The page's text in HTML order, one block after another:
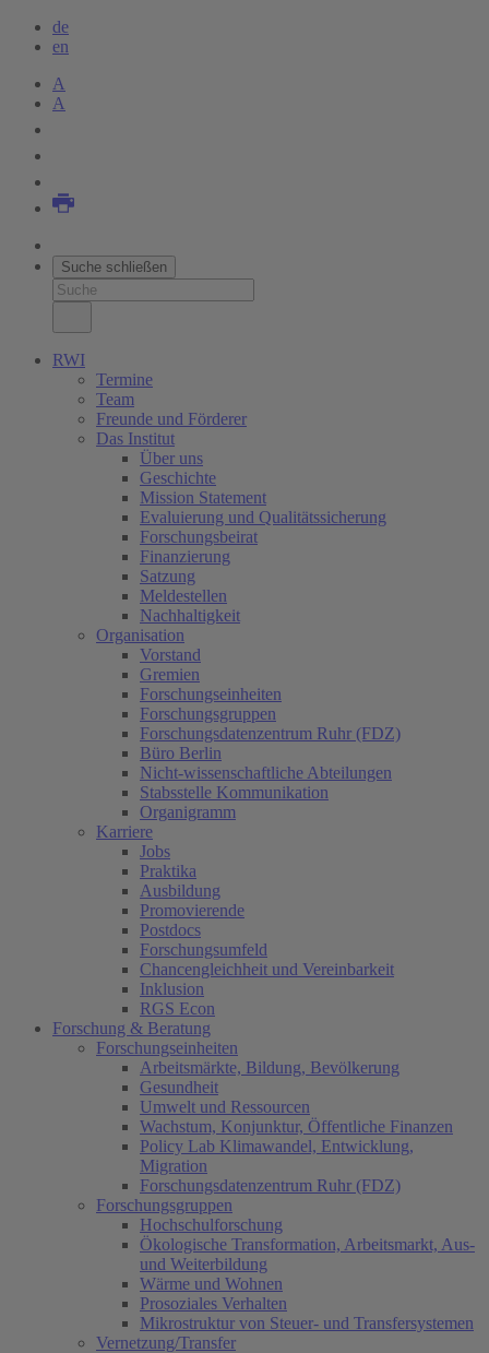
de
en
A
A
Suche schließen
RWI
Termine
Team
Freunde und Förderer
Das Institut
Über uns
Geschichte
Mission Statement
Evaluierung und Qualitätssicherung
Forschungsbeirat
Finanzierung
Satzung
Meldestellen
Nachhaltigkeit
Organisation
Vorstand
Gremien
Forschungseinheiten
Forschungsgruppen
Forschungsdatenzentrum Ruhr (FDZ)
Büro Berlin
Nicht-wissenschaftliche Abteilungen
Stabsstelle Kommunikation
Organigramm
Karriere
Jobs
Praktika
Ausbildung
Promovierende
Postdocs
Forschungsumfeld
Chancengleichheit und Vereinbarkeit
Inklusion
RGS Econ
Forschung & Beratung
Forschungseinheiten
Arbeitsmärkte, Bildung, Bevölkerung
Gesundheit
Umwelt und Ressourcen
Wachstum, Konjunktur, Öffentliche Finanzen
Policy Lab Klimawandel, Entwicklung,
Migration
Forschungsdatenzentrum Ruhr (FDZ)
Forschungsgruppen
Hochschulforschung
Ökologische Transformation, Arbeitsmarkt, Aus-
und Weiterbildung
Wärme und Wohnen
Prosoziales Verhalten
Mikrostruktur von Steuer- und Transfersystemen
Vernetzung/Transfer